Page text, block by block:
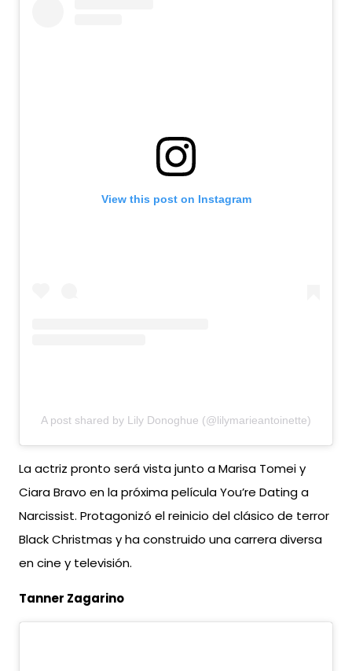
View this post on Instagram
A post shared by Lily Donoghue (@lilymarieantoinette)
La actriz pronto será vista junto a Marisa Tomei y
Ciara Bravo en la próxima película You’re Dating a
Narcissist. Protagonizó el reinicio del clásico de terror
Black Christmas y ha construido una carrera diversa
en cine y televisión.
Tanner Zagarino